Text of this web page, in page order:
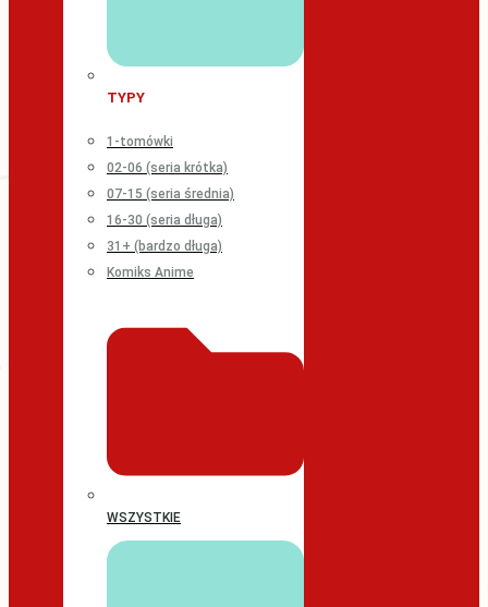
TYPY
1-tomówki
02-06 (seria krótka)
07-15 (seria średnia)
16-30 (seria długa)
31+ (bardzo długa)
Komiks Anime
WSZYSTKIE